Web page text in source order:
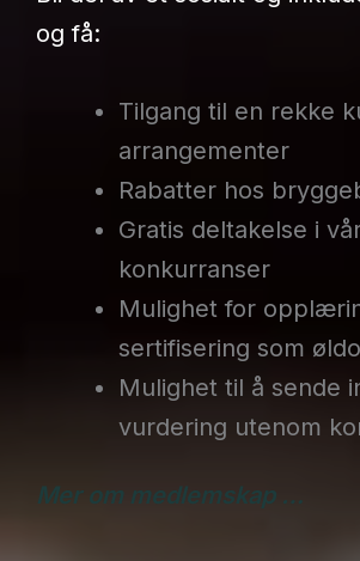
og få:
Tilgang til en rekke
arrangementer
Rabatter hos
Gratis deltakelse i
konkurranser
Mulighet for
sertifisering som
Mulighet til å sende
vurdering utenom
Mer om medlemskap …